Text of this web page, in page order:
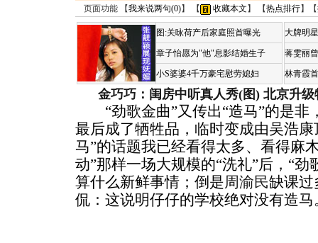
页面功能 【我来说两句(0)】 【 收藏本文 】 【热点排行】【
图:关咏荷产后家庭照首曝光
章子怡愿为"他"息影结婚生子
小S婆婆4千万豪宅慰劳媳妇
大牌明
蒋雯丽
林青霞
金巧巧：闺房中听真人秀(图) 北京升级
“劲歌金曲”又传出“造马”的是非
最后成了牺牲品，临时变成由吴浩
马”的话题我已经看得太多、看得麻
动”那样一场大规模的“洗礼”后，“
算什么新鲜事情；倒是周渝民缺课过
侃：这说明仔仔的学校绝对没有造马